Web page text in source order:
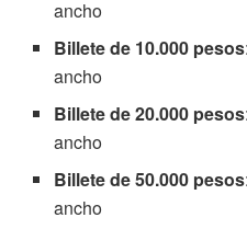
ancho
Billete de 10.000 pesos
ancho
Billete de 20.000 pesos
ancho
Billete de 50.000 pesos
ancho